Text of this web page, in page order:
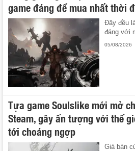
game đáng để mua nhất thời
Đây đều
đáng với
05/08/2026
Tựa game Soulslike mới mở
Steam, gây ấn tượng với thế
tới choáng ngợp
Giá bán